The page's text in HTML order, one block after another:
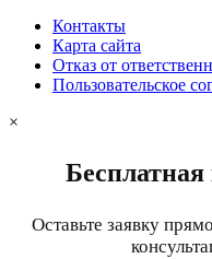
Контакты
Карта сайта
Отказ от
Пользовательское
×
Бесплатная
Оставьте заявку